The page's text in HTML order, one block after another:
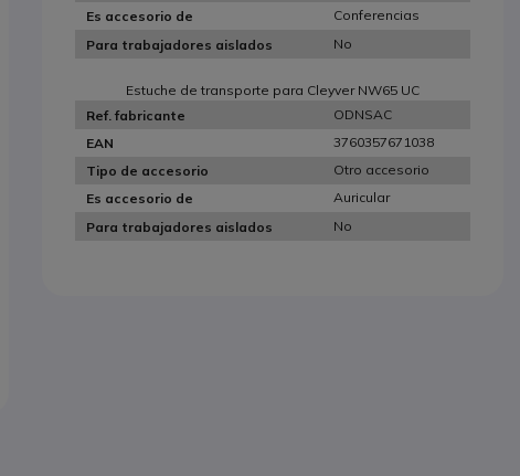
Es accesorio de
Conferencias
Para trabajadores aislados
No
Estuche de transporte para Cleyver NW65 UC
Ref. fabricante
ODNSAC
EAN
3760357671038
Tipo de accesorio
Otro accesorio
Es accesorio de
Auricular
Para trabajadores aislados
No